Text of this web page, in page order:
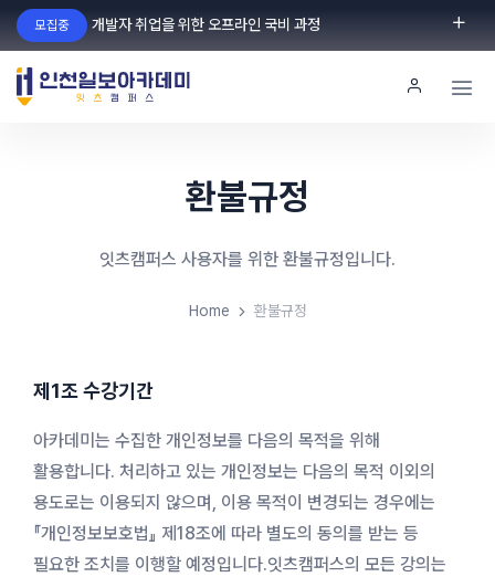
모집중 개발자 취업을 위한 오프라인 국비 과정
로그인
환불규정
잇츠캠퍼스 사용자를 위한 환불규정입니다.
Home 환불규정
제1조 수강기간
아카데미는 수집한 개인정보를 다음의 목적을 위해
활용합니다. 처리하고 있는 개인정보는 다음의 목적 이외의
용도로는 이용되지 않으며, 이용 목적이 변경되는 경우에는
『개인정보보호법』 제18조에 따라 별도의 동의를 받는 등
필요한 조치를 이행할 예정입니다.잇츠캠퍼스의 모든 강의는